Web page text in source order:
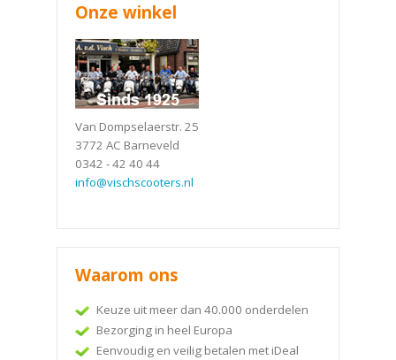
Onze winkel
Van Dompselaerstr. 25
3772 AC Barneveld
0342 - 42 40 44
info@vischscooters.nl
Waarom ons
Keuze uit meer dan 40.000 onderdelen
Bezorging in heel Europa
Eenvoudig en veilig betalen met iDeal